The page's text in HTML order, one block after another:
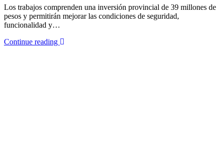
Los trabajos comprenden una inversión provincial de 39 millones de
pesos y permitirán mejorar las condiciones de seguridad,
funcionalidad y…
Continue reading